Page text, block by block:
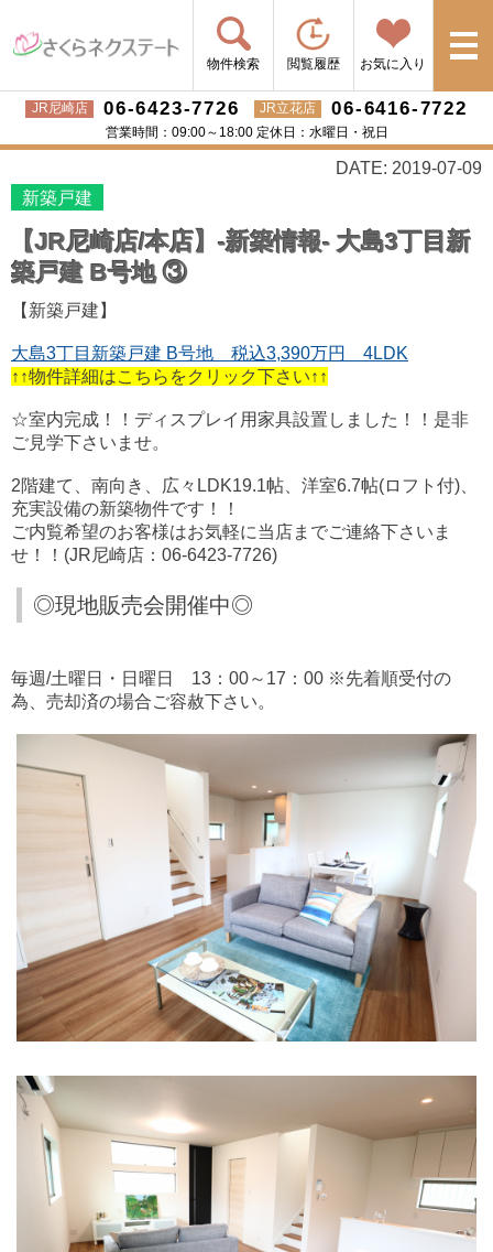
物件検索 閲覧履歴 お気に入り
JR尼崎店 06-6423-7726 JR立花店 06-6416-7722
営業時間：09:00～18:00 定休日：水曜日・祝日
DATE: 2019-07-09
新築戸建
【JR尼崎店/本店】-新築情報- 大島3丁目新
築戸建 B号地 ③
【新築戸建】
大島3丁目新築戸建 B号地 税込3,390万円 4LDK
↑↑物件詳細はこちらをクリック下さい↑↑
☆室内完成！！ディスプレイ用家具設置しました！！ 是非
ご見学下さいませ。
2階建て、南向き、広々LDK19.1帖、洋室6.7帖(ロフト付)、
充実設備の新築物件です！！
ご内覧希望のお客様はお気軽に当店までご連絡下さいま
せ！！(JR尼崎店：06-6423-7726)
◎現地販売会開催中◎
毎週/土曜日・日曜日 13：00～17：00 ※先着順受付の
為、売却済の場合ご容赦下さい。